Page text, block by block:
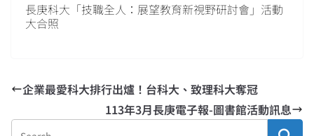
長庚科大「技職全人：展望教育新視野研討會」活動
大合照
企業最愛科大排行出爐！台科大、致理科大奪冠
113年3月長庚電子報-圖書館活動訊息